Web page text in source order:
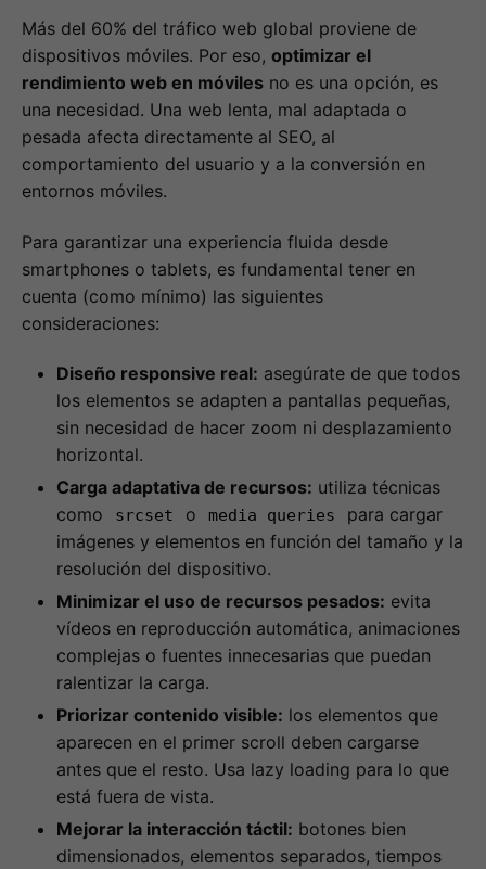
Más del 60% del tráfico web global proviene de
dispositivos móviles. Por eso, optimizar el
rendimiento web en móviles no es una opción, es
una necesidad. Una web lenta, mal adaptada o
pesada afecta directamente al SEO, al
comportamiento del usuario y a la conversión en
entornos móviles.
Para garantizar una experiencia fluida desde
smartphones o tablets, es fundamental tener en
cuenta (como mínimo) las siguientes
consideraciones:
Diseño responsive real: asegúrate de que todos
los elementos se adapten a pantallas pequeñas,
sin necesidad de hacer zoom ni desplazamiento
horizontal.
Carga adaptativa de recursos: utiliza técnicas
como
srcset o media queries
para cargar
imágenes y elementos en función del tamaño y la
resolución del dispositivo.
Minimizar el uso de recursos pesados: evita
vídeos en reproducción automática, animaciones
complejas o fuentes innecesarias que puedan
ralentizar la carga.
Priorizar contenido visible: los elementos que
aparecen en el primer scroll deben cargarse
antes que el resto. Usa lazy loading para lo que
está fuera de vista.
Mejorar la interacción táctil: botones bien
dimensionados, elementos separados, tiempos